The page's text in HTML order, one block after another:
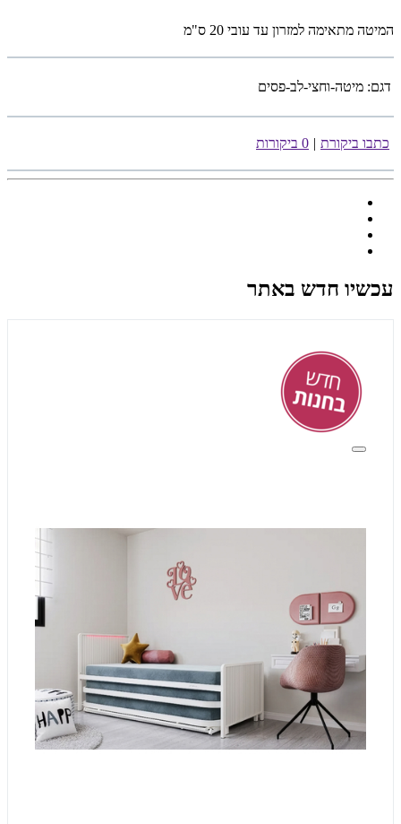
המיטה מתאימה למזרון עד עובי 20 ס"מ
דגם: מיטה-וחצי-לב-פסים
כתבו ביקורת | 0 ביקורות
עכשיו חדש באתר